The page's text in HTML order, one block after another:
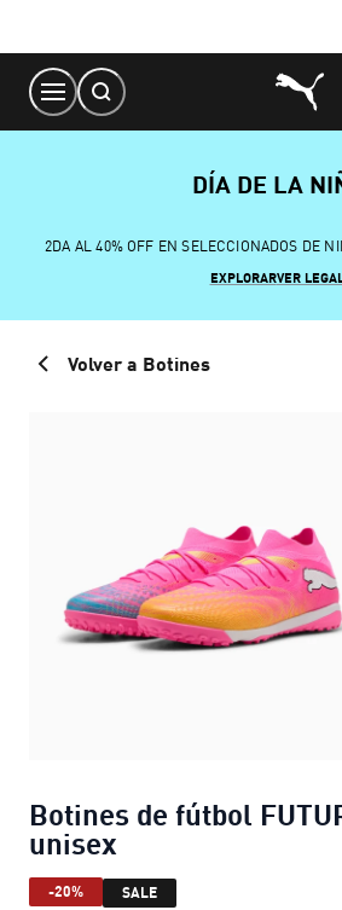
Content
DÍA DE LA
2DA AL 40% OFF EN SELECCIONADOS DE
EXPLORARVER
Volver a Botines
Botines de fútbol
unisex
-20% SALE